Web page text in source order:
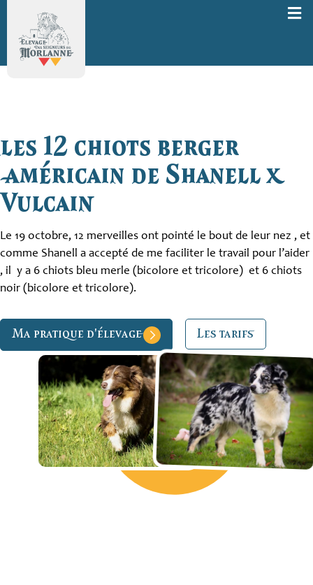
les 12 chiots berger
américain de Shanell x
Vulcain
Le 19 octobre, 12 merveilles ont pointé le bout de leur nez , et
comme Shanell a accepté de me faciliter le travail pour l’aider
, il y a 6 chiots bleu merle (bicolore et tricolore) et 6 chiots
noir (bicolore et tricolore).
Ma pratique d'élevage Les tarifs